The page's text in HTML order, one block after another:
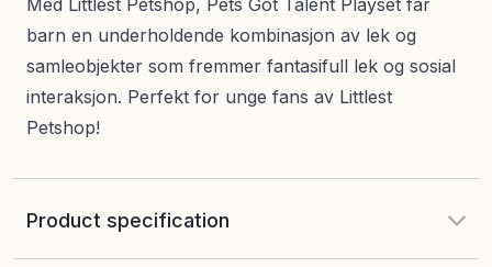
Med Littlest Petshop, Pets Got Talent Playset får
barn en underholdende kombinasjon av lek og
samleobjekter som fremmer fantasifull lek og sosial
interaksjon. Perfekt for unge fans av Littlest
Petshop!
Product specification